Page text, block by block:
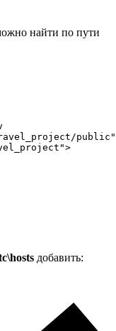
найти по пути
добавить: